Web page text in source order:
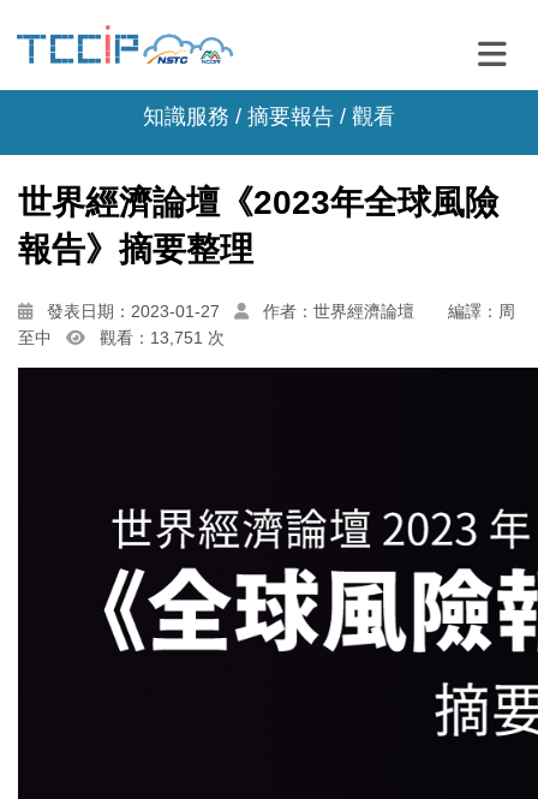
知識服務 / 摘要報告 / 觀看
世界經濟論壇《2023年全球風險
報告》摘要整理
發表日期：2023-01-27
作者：世界經濟論壇 編譯：周
至中
觀看：13,751 次